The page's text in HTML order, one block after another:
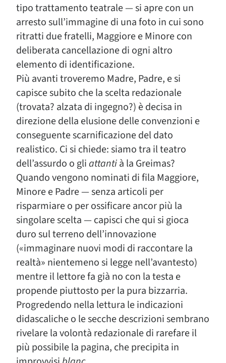
tipo trattamento teatrale — si apre con un
arresto sull’immagine di una foto in cui sono
ritratti due fratelli, Maggiore e Minore con
deliberata cancellazione di ogni altro
elemento di identificazione.
Più avanti troveremo Madre, Padre, e si
capisce subito che la scelta redazionale
(trovata? alzata di ingegno?) è decisa in
direzione della elusione delle convenzioni e
conseguente scarnificazione del dato
realistico. Ci si chiede: siamo tra il teatro
dell’assurdo o gliattantià la Greimas?
Quando vengono nominati di fila Maggiore,
Minore e Padre — senza articoli per
risparmiare o per ossificare ancor più la
singolare scelta — capisci che qui si gioca
duro sul terreno dell’innovazione
(«immaginare nuovi modi di raccontare la
realtà» nientemeno si legge nell’avantesto)
mentre il lettore fa già no con la testa e
propende piuttosto per la pura bizzarria.
Progredendo nella lettura le indicazioni
didascaliche o le secche descrizioni sembrano
rivelare la volontà redazionale di rarefare il
più possibile la pagina, che precipita in